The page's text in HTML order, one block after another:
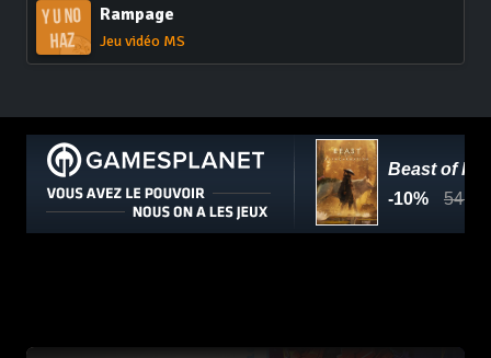
Rampage
Jeu vidéo MS